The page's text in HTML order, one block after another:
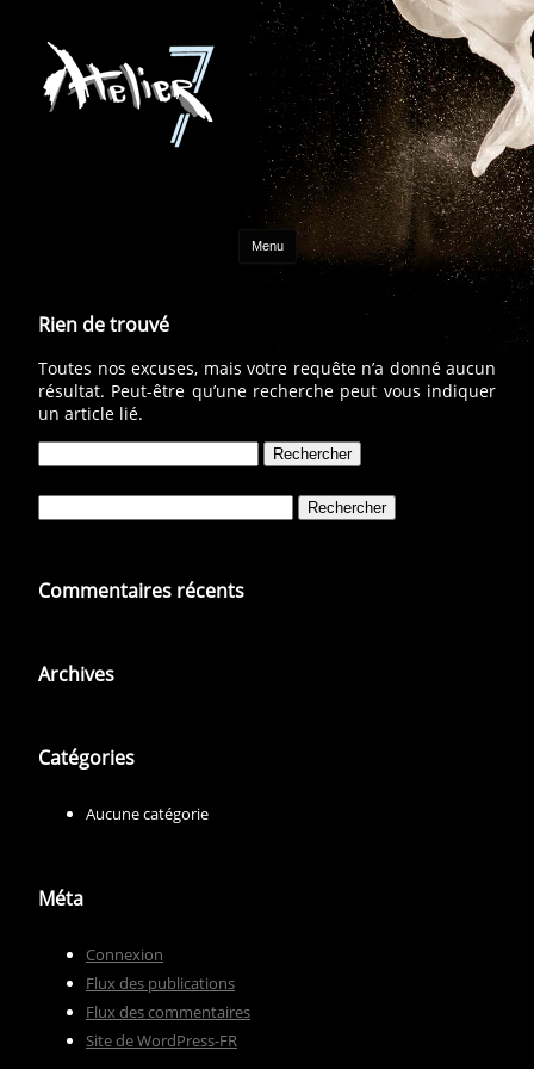
Menu Aller au contenu
Rien de trouvé
Toutes nos excuses, mais votre requête n’a donné aucun
résultat. Peut-être qu’une recherche peut vous indiquer
un article lié.
Commentaires récents
Archives
Catégories
Aucune catégorie
Méta
Connexion
Flux des publications
Flux des commentaires
Site de WordPress-FR